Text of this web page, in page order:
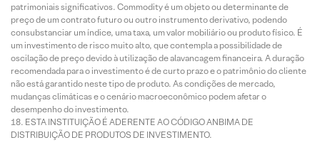
patrimoniais significativos. Commodity é um objeto ou determinante de
preço de um contrato futuro ou outro instrumento derivativo, podendo
consubstanciar um índice, uma taxa, um valor mobiliário ou produto físico. É
um investimento de risco muito alto, que contempla a possibilidade de
oscilação de preço devido à utilização de alavancagem financeira. A duração
recomendada para o investimento é de curto prazo e o patrimônio do cliente
não está garantido neste tipo de produto. As condições de mercado,
mudanças climáticas e o cenário macroeconômico podem afetar o
desempenho do investimento.
ESTA INSTITUIÇÃO É ADERENTE AO CÓDIGO ANBIMA DE
DISTRIBUIÇÃO DE PRODUTOS DE INVESTIMENTO.